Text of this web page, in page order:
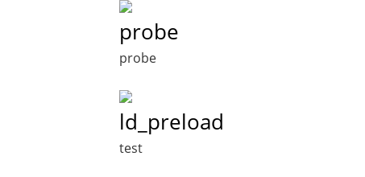
probe
probe
ld_preload
test